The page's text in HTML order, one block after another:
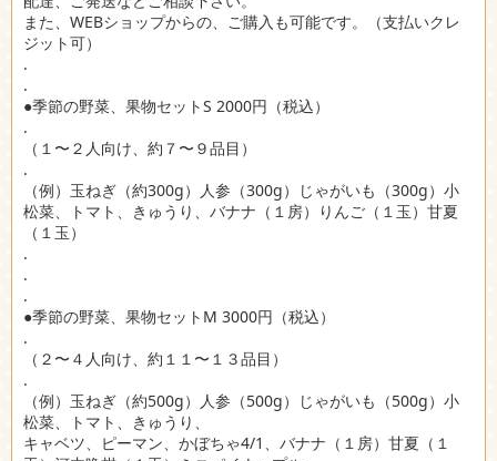
また、WEBショップからの、ご購入も可能です。（支払いクレ
ジット可）
.
.
●季節の野菜、果物セットS 2000円（税込）
.
（１〜２人向け、約７〜９品目）
.
（例）玉ねぎ（約300g）人参（300g）じゃがいも（300g）小
松菜、トマト、きゅうり、バナナ（１房）りんご（１玉）甘夏
（１玉）
.
.
.
●季節の野菜、果物セットM 3000円（税込）
.
（２〜４人向け、約１１〜１３品目）
.
（例）玉ねぎ（約500g）人参（500g）じゃがいも（500g）小
松菜、トマト、きゅうり、
キャベツ、ピーマン、かぼちゃ4/1、バナナ（１房）甘夏（１